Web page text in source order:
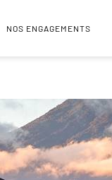
NOS ENGAGEMENTS